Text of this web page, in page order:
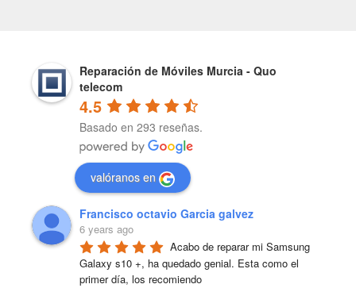
Reparación de Móviles Murcia - Quo
telecom
4.5
Basado en 293 reseñas.
valóranos en
Francisco octavio Garcia galvez
6 years ago
Acabo de reparar mi Samsung
Galaxy s10 +, ha quedado genial. Esta como el
primer día, los recomiendo